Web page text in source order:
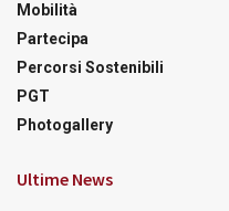
Mobilità
Partecipa
Percorsi Sostenibili
PGT
Photogallery
Ultime News